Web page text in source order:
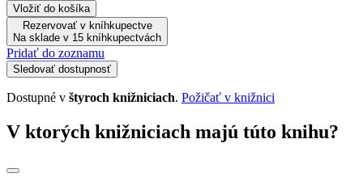
Vložiť do košíka
Rezervovať v kníhkupectve
Na sklade v 15 kníhkupectvách
Pridať do zoznamu
Sledovať dostupnosť
Dostupné v štyroch knižniciach. Požičať v knižnici
V ktorých knižniciach majú túto knihu?